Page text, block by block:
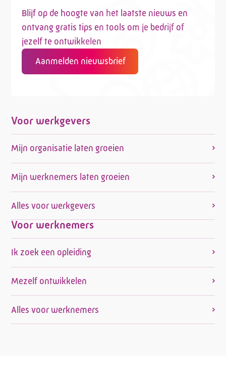
Blijf op de hoogte van het laatste nieuws en
ontvang gratis tips en tools om je bedrijf of
jezelf te ontwikkelen
Aanmelden nieuwsbrief
Voor werkgevers
Mijn organisatie laten groeien
Mijn werknemers laten groeien
Alles voor werkgevers
Voor werknemers
Ik zoek een opleiding
Mezelf ontwikkelen
Alles voor werknemers